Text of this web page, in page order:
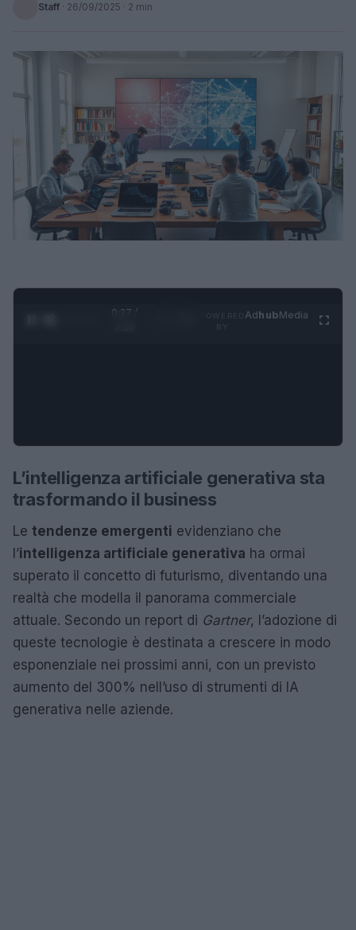
Staff · 26/09/2025 · 2 min
0:28 /
AdhubMedia
L’intelligenza artificiale generativa sta
trasformando il business
Le tendenze emergenti evidenziano che
l’intelligenza artificiale generativa ha ormai
superato il concetto di futurismo, diventando una
realtà che modella il panorama commerciale
attuale. Secondo un report di Gartner, l’adozione di
queste tecnologie è destinata a crescere in modo
esponenziale nei prossimi anni, con un previsto
aumento del 300% nell’uso di strumenti di IA
generativa nelle aziende.